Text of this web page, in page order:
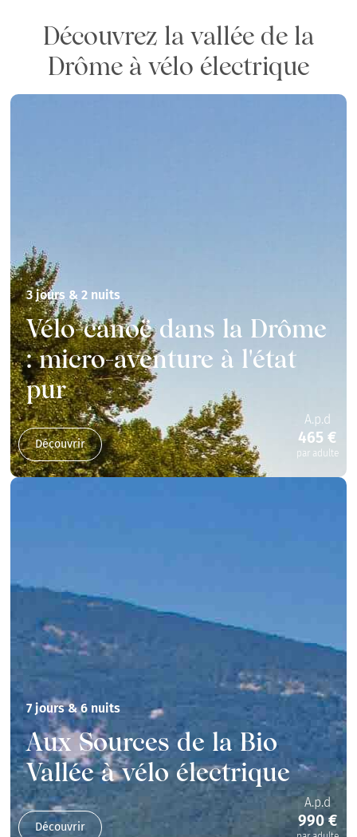
Découvrez la vallée de la
Drôme à vélo électrique
3 jours & 2 nuits
Vélo-canoë dans la Drôme
: micro-aventure à l'état
pur
Découvrir
A.p.d
465 €
par adulte
7 jours & 6 nuits
Aux Sources de la Bio
Vallée à vélo électrique
Découvrir
A.p.d
990 €